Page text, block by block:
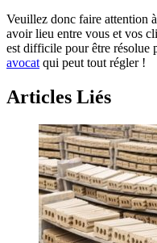
Veuillez donc faire attention
avoir lieu entre vous et vos
est difficile pour être résolue
avocat qui peut tout régler !
Articles Liés